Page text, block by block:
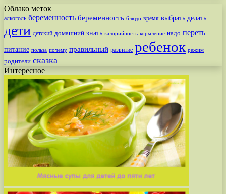
Облако меток
алкоголь беременность беременность блюдо время выбрать делать
дети детский домашний знать калорийность кормление надо переть
питание польза почему правильный развитие ребенок режим
родители сказка
Интересное